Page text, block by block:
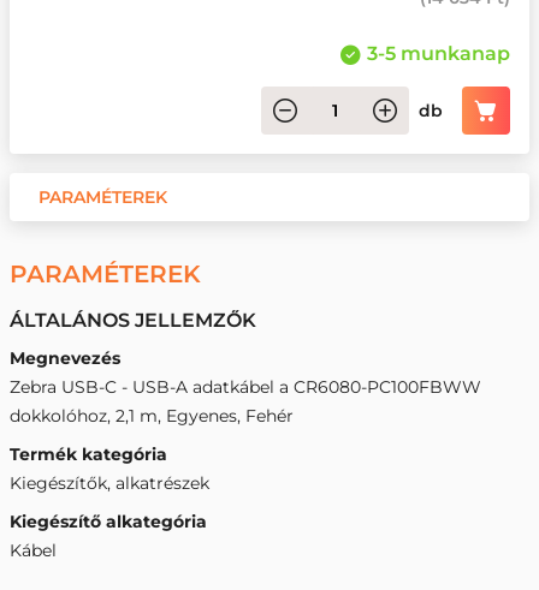
3-5 munkanap
db
PARAMÉTEREK
PARAMÉTEREK
ÁLTALÁNOS JELLEMZŐK
Megnevezés
Zebra USB-C - USB-A adatkábel a CR6080-PC100FBWW
dokkolóhoz, 2,1 m, Egyenes, Fehér
Termék kategória
Kiegészítők, alkatrészek
Kiegészítő alkategória
Kábel